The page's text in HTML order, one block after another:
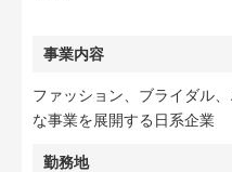
事業内容
ファッション、ブライダル
な事業を展開する日系企業
勤務地